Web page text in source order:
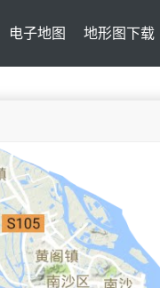
电子地图 地形图下载